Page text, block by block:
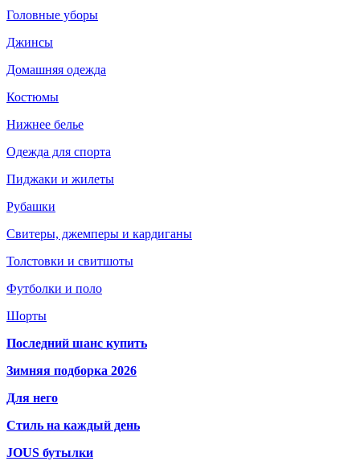
Головные уборы
Джинсы
Домашняя одежда
Костюмы
Нижнее белье
Одежда для спорта
Пиджаки и жилеты
Рубашки
Свитеры, джемперы и кардиганы
Толстовки и свитшоты
Футболки и поло
Шорты
Последний шанс купить
Зимняя подборка 2026
Для него
Стиль на каждый день
JOUS бутылки